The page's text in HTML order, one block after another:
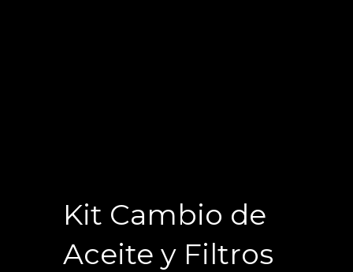
Kit Cambio de
Aceite y Filtros